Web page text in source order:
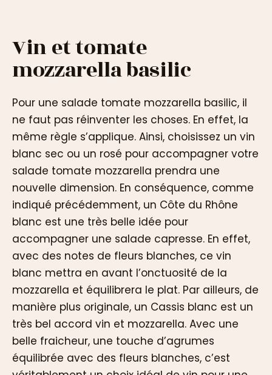
Vin et tomate
mozzarella basilic
Pour une salade tomate mozzarella basilic, il
ne faut pas réinventer les choses. En effet, la
même règle s’applique. Ainsi, choisissez un vin
blanc sec ou un rosé pour accompagner votre
salade tomate mozzarella prendra une
nouvelle dimension. En conséquence, comme
indiqué précédemment, un Côte du Rhône
blanc est une très belle idée pour
accompagner une salade capresse. En effet,
avec des notes de fleurs blanches, ce vin
blanc mettra en avant l’onctuosité de la
mozzarella et équilibrera le plat. Par ailleurs, de
manière plus originale, un Cassis blanc est un
très bel accord vin et mozzarella. Avec une
belle fraicheur, une touche d’agrumes
équilibrée avec des fleurs blanches, c’est